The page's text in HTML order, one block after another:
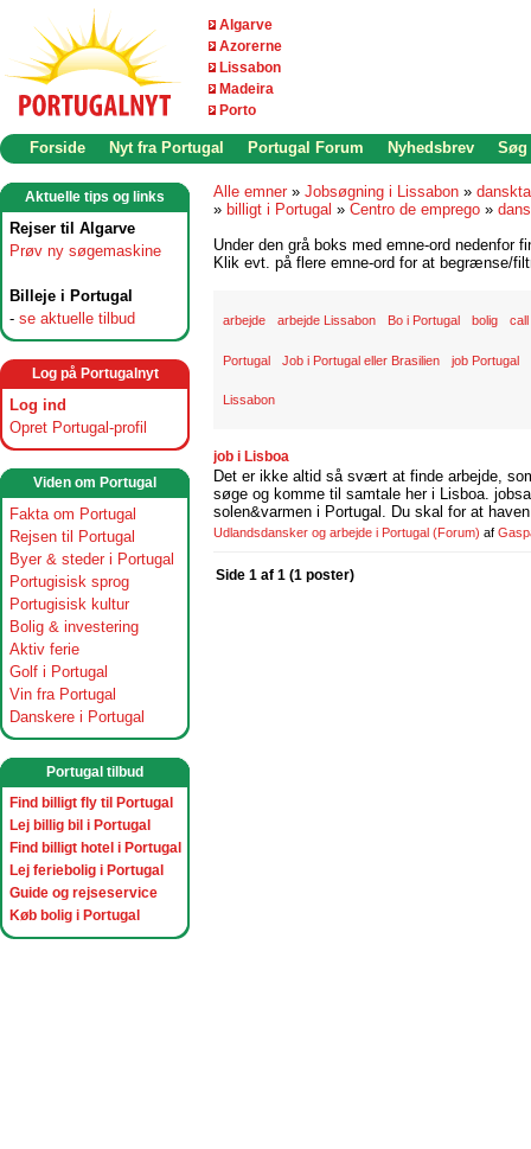
Algarve
Azorerne
Lissabon
Madeira
Porto
Forside Nyt fra Portugal Portugal Forum Nyhedsbrev Søg
Aktuelle tips og links
Rejser til Algarve
Prøv ny søgemaskine
Billeje i Portugal
- se aktuelle tilbud
Log på Portugalnyt
Log ind
Opret Portugal-profil
Viden om Portugal
Fakta om Portugal
Rejsen til Portugal
Byer & steder i Portugal
Portugisisk sprog
Portugisisk kultur
Bolig & investering
Aktiv ferie
Golf i Portugal
Vin fra Portugal
Danskere i Portugal
Portugal tilbud
Find billigt fly til Portugal
Lej billig bil i Portugal
Find billigt hotel i Portugal
Lej feriebolig i Portugal
Guide og rejseservice
Køb bolig i Portugal
Alle emner » Jobsøgning i Lissabon »
» billigt i Portugal » Centro de emprego »
Under den grå boks med emne-ord nedenfor
Klik evt. på flere emne-ord for at begrænse/
arbejde arbejde Lissabon Bo i Portugal bolig
Portugal Job i Portugal eller Brasilien job Portugal
Lissabon
job i Lisboa
Det er ikke altid så svært at finde arbejde,
søge og komme til samtale her i Lisboa.
solen&varmen i Portugal. Du skal for at
Udlandsdansker og arbejde i Portugal (Forum) af
Side 1 af 1 (1 poster)